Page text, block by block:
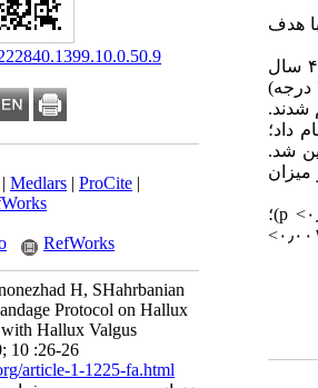
| Medlars | ProCite |
RefWorks
H, SHahrbanian
Protocol on Hallux
Hallux Valgus
10 :26-26
article-1-1225-fa.html
هدف
: روش تحقیق نیمه‌تجربی و طرح آن به‌صورت پیش‌آزمون‌پس‌آزمون با گروه تجربی و گواه بود. جامعهٔ آماری را زنان ۱۸تا۴۵ سال
مراجعه‌کننده به کلینیک حرکات اصلاحی توان شهرستان بانه تشکیل دادند. در این پژوهش سی زن دارای شست کج خفیف و متوسط (۱۵تا۳۰ درجه)
شدند.
داد؛
شد.
مقایسهٔ نتایج به‌دست‌آمده در سطح معناداری ۹۵درصد و میزان
: یافته‌ها نشان داد که بین نمرات پیش‌آزمون و پس‌آزمون زاویهٔ شست در گروه تمرین-بانداژ تفاوت معنا‌داری وجود دارد (۰٫۰۰۱> p)؛
درحالی‌که چنین تفاوتی در گروه گواه مشاهده نمی‌شود. همچنین تفاوت نمرات پس از آزمون گروه تمرین-بانداژ با گروه گواه معنادار است (۰٫۰۰۱>